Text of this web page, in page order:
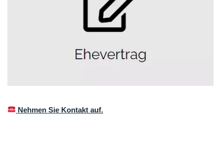
Nehmen Sie Kontakt auf.